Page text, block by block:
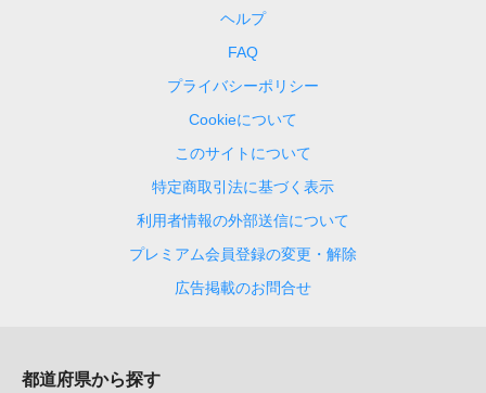
ヘルプ
FAQ
プライバシーポリシー
Cookieについて
このサイトについて
特定商取引法に基づく表示
利用者情報の外部送信について
プレミアム会員登録の変更・解除
広告掲載のお問合せ
都道府県から探す